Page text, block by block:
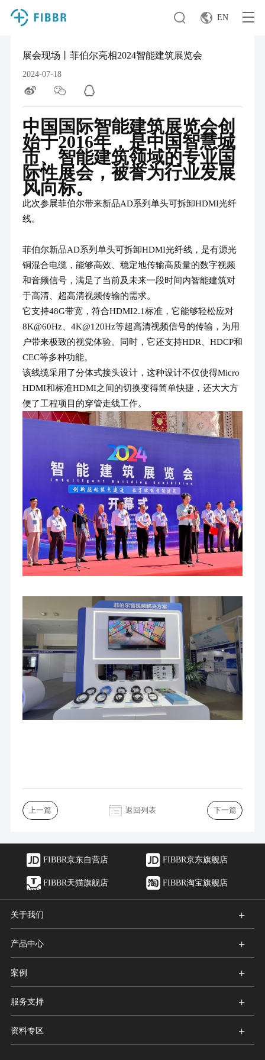
EN
展会现场丨菲伯尔亮相2024智能建筑展览会
2024-07-18
中国国际智能建筑展览会创
始于2016年，是中国智慧城
市、智能建筑领域的专业国
际性展会，被誉为行业发展
风向标。
此次参展菲伯尔带来新品AD系列单头可拆卸HDMI光纤
线。
菲伯尔新品AD系列单头可拆卸HDMI光纤线，是有源光
铜混合电缆，能够高效、稳定地传输高质量的数字视频
和音频信号，满足了当前及未来一段时间内智能建筑对
于高清、超高清视频传输的需求。
它支持48G带宽，符合HDMI2.1标准，它能够轻松应对
8K@60Hz、4K@120Hz等超高清视频信号的传输，为用
户带来极致的视觉体验。同时，它还支持HDR、HDCP和
CEC等多种功能。
该线缆采用了分体式接头设计，这种设计不仅使得Micro
HDMI和标准HDMI之间的切换变得简单快捷，还大大方
便了工程项目的穿管走线工作。
上一篇 返回列表 下一篇
FIBBR京东自营店 FIBBR京东旗舰店
FIBBR天猫旗舰店 FIBBR淘宝旗舰店
+
关于我们
+
产品中心
+
案例
+
服务支持
+
资料专区